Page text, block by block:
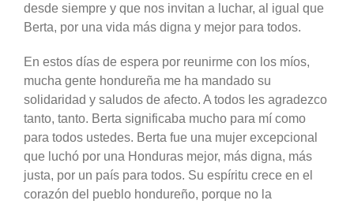
desde siempre y que nos invitan a luchar, al igual que
Berta, por una vida más digna y mejor para todos.
En estos días de espera por reunirme con los míos,
mucha gente hondureña me ha mandado su
solidaridad y saludos de afecto. A todos les agradezco
tanto, tanto. Berta significaba mucho para mí como
para todos ustedes. Berta fue una mujer excepcional
que luchó por una Honduras mejor, más digna, más
justa, por un país para todos. Su espíritu crece en el
corazón del pueblo hondureño, porque no la